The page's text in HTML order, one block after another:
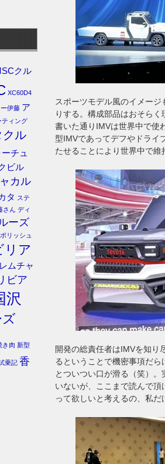
スポーツモデル風のイメー
りする。構成部品はおそら
書いた通りIMVは世界中で使
型IMVであってデフやドライ
たせることにより世界中で維
開発の総責任者はIMVを知り
るということで機密事項だ
とついつい口が滑る（笑）
いないが、ここまで読んで
って欲しいと考えるの、私だ
クル
XC60D4
伊藤 ア
ティング
クル
チュ
ビル
カル
タ ステ
さん ディ
ーズ
ポリッシュ
リア
レムチャ
ビア
沢
肉 新型
乗記 香